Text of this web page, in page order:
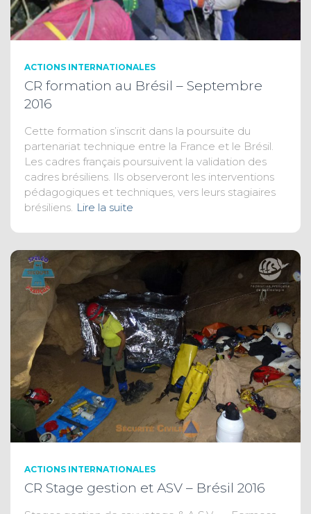
ACTIONS INTERNATIONALES
CR formation au Brésil – Septembre
2016
Cette formation s’inscrit dans la poursuite du
partenariat technique entre la France et le Brésil.
Les cadres français poursuivent la validation des
cadres brésiliens. Ils observeront les interventions
pédagogiques et techniques, vers leurs stagiaires
brésiliens. Lire la suite
ACTIONS INTERNATIONALES
CR Stage gestion et ASV – Brésil 2016